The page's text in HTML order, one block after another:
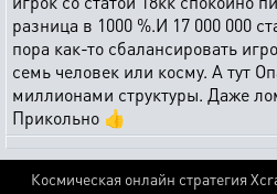
разница в 1000 %.И 17 000 000
пора как-то сбалансировать
семь человек или косму. А тут
миллионами структуры. Даже
Прикольно 👍
Космическая онлайн стратегия